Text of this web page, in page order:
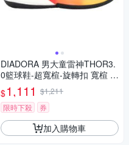
DIADORA 男大童雷神THOR3.
0籃球鞋-超寬楦-旋轉扣 寬楦 籃
球 童鞋 DA1611083 紅白黑橘
黃
$1,111 $1,211
限時下殺
券
加入購物車